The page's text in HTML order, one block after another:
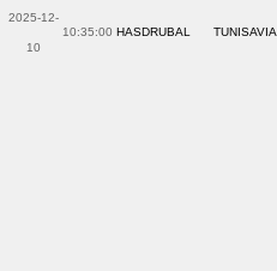
2025-12-
10
10:35:00 HASDRUBAL TUNISAVIA